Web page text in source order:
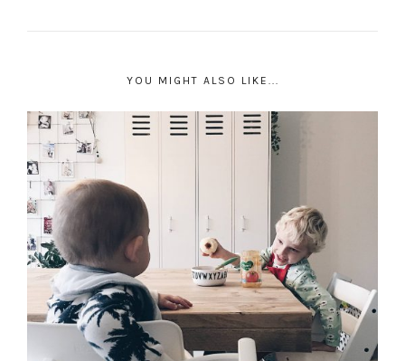
YOU MIGHT ALSO LIKE...